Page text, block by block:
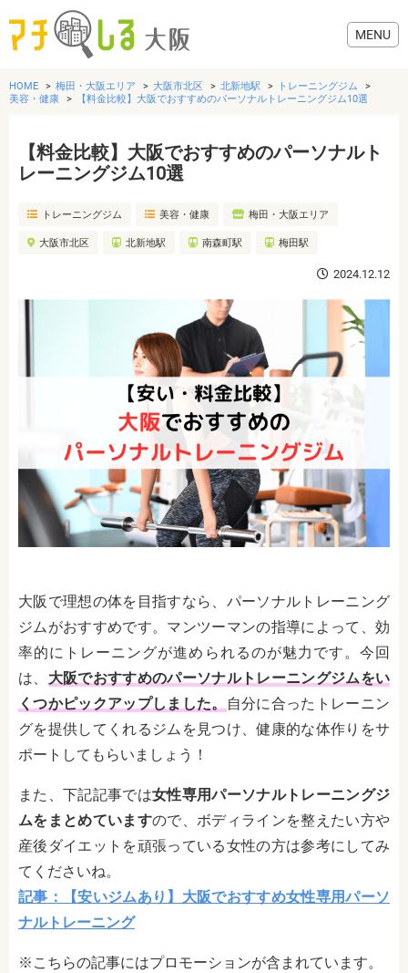
グルメ
歯医者・病院
HOME 梅田・大阪エリア 大阪市北区 北新地駅
トレーニングジム
美容・健康
【料金比較】大阪でおすすめのパーソナルトレーニングジム10選
【料金比較】大阪でおすすめのパーソナルト
レーニングジム10選
トレーニングジム 美容・健康 梅田・大阪エリア
大阪市北区 北新地駅 南森町駅 梅田駅
2024.12.12
大阪で理想の体を目指すなら、パーソナルトレーニング
ジムがおすすめです。マンツーマンの指導によって、効
率的にトレーニングが進められるのが魅力です。今回
は、 大阪でおすすめのパーソナルトレーニングジムをい
くつかピックアップしました。
自分に合ったトレーニン
グを提供してくれるジムを見つけ、健康的な体作りをサ
ポートしてもらいましょう！
また、下記記事では女性専用パーソナルトレーニングジ
ムをまとめていますので、ボディラインを整えたい方や
産後ダイエットを頑張っている女性の方は参考にしてみ
てくださいね。
記事：【安いジムあり】大阪でおすすめ女性専用パーソ
ナルトレーニング
※こちらの記事にはプロモーションが含まれています。